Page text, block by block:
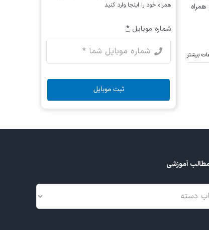
همراه
بیشتر
همراه خود را اینجا وارد کنید
شماره موبایل *
ثبت موبایل
آموزشی